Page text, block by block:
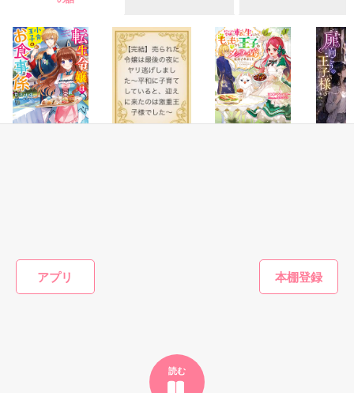
アプリ
読む
作品を読む
ていた雛子に、企画戦略室の上司である雪瀬鷹哉（29）が
た上、同居まで提案してきて──？
鷹哉『宜しくな、俺の雛子』🦅
雛子『俺の……ひぃ、雛子？！！！』🐥
シゴデキで冷徹な上司が見せる素顔は、なぜか想像以上に甘く
て……🐥💓🦅
かんたん検索の条件を変える